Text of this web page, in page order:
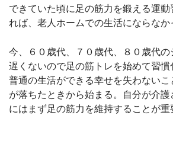
できていた頃に足の筋力を鍛える運
れば、老人ホームでの生活にならなか
今、６０歳代、７０歳代、８０歳代の
遅くないので足の筋トレを始めて習慣
普通の生活ができる幸せを失わないこ
が落ちたときから始まる。自分が介
にはまず足の筋力を維持することが重